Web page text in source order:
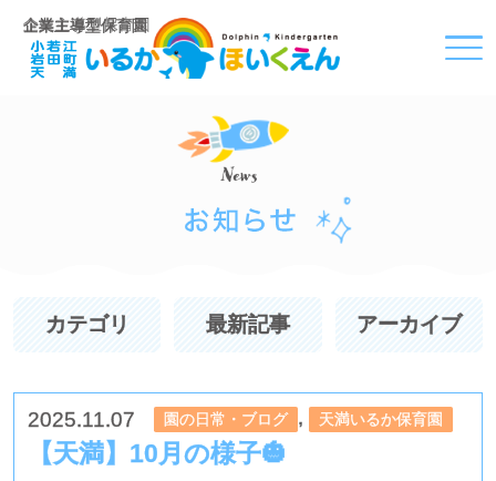
企業主導型保育園
カテゴリ 最新記事 アーカイブ
2025.11.07 園の日常・ブログ , 天満いるか保育園
【天満】10月の様子🎃